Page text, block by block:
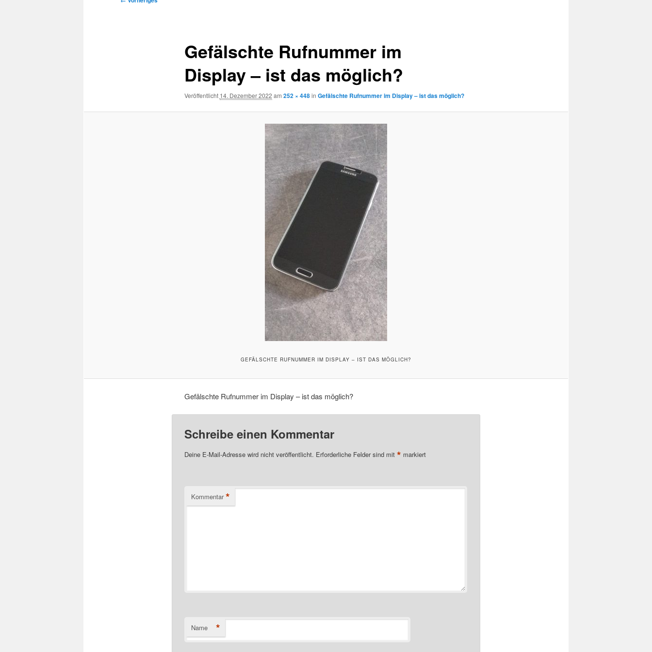
Gefälschte Rufnummer im
Display – ist das möglich?
Veröffentlicht 14. Dezember 2022 am 252 × 448in Gefälschte Rufnummer im Display – ist das möglich?
GEFÄLSCHTE RUFNUMMER IM DISPLAY – IST DAS MÖGLICH?
Gefälschte Rufnummer im Display – ist das möglich?
Schreibe einen Kommentar
Deine E-Mail-Adresse wird nicht veröffentlicht. Erforderliche Felder sind mit * markiert
Kommentar *
Name *